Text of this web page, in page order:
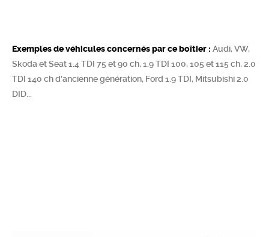
Exemples de véhicules concernés par ce boîtier : Audi, VW,
Skoda et Seat 1.4 TDI 75 et 90 ch, 1.9 TDI 100, 105 et 115 ch, 2.0
TDI 140 ch d'ancienne génération, Ford 1.9 TDI, Mitsubishi 2.0
DID...